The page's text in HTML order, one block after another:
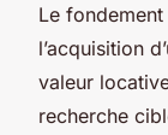
Le
l’acquisition
valeur
recherche